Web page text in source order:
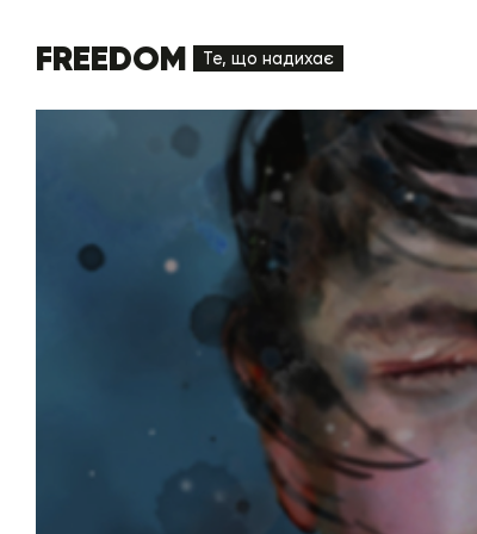
FREEDOM Те, що надихає